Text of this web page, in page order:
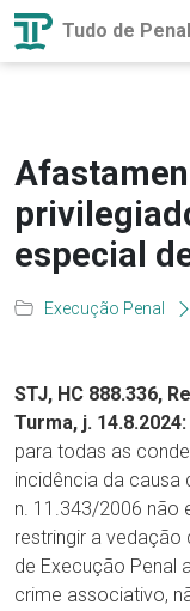
Tudo de Penal
especial
Execução Penal
STJ, HC 888.336,
Turma, j. 14.8.2024:
para todas as
incidência da causa
n. 11.343/2006 não
restringir a vedação
de Execução Penal
crime associativo,